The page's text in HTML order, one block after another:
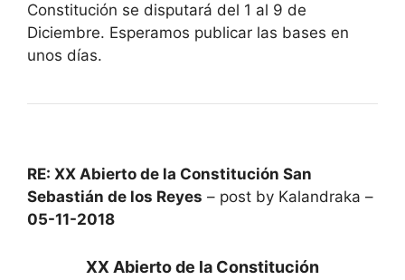
Constitución se disputará del 1 al 9 de
Diciembre. Esperamos publicar las bases en
unos días.
RE: XX Abierto de la Constitución San
Sebastián de los Reyes – post by Kalandraka –
05-11-2018
XX Abierto de la Constitución